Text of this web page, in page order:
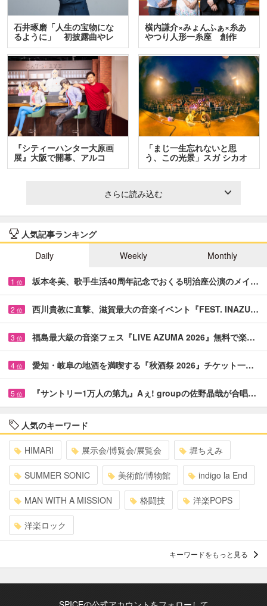
石井琢磨「人生の宝物にな
るように」 初披露曲やレ
ア…
横内謙介×みょんふぁ×糸あ
やつり人形一糸座 創作
人…
『シティーハンター大原画
展』大阪で開幕、アルコ
＆…
「まじ一生忘れないと思
う、この光景」スガ シカオ
と…
さらに読み込む
人気記事ランキング
Daily
Weekly Monthly
1 位 坂本冬美、歌手生活40周年記念でおくる明治座公演のメイ…
2 位 西川貴教に直撃、滋賀最大の音楽イベント『FEST. INAZU…
3 位 福島最大級の音楽フェス『LIVE AZUMA 2026』無料で楽…
4 位 愛知・岐阜の地酒を満喫する『秋酒祭 2026』チケット一…
5 位 『サントリー1万人の第九』Aぇ! groupの佐野晶哉が合唱…
人気のキーワード
HIMARI 展示会/博覧会/展覧会 堀ちえみ
SUMMER SONIC 美術館/博物館 indigo la End
MAN WITH A MISSION 格闘技 洋楽POPS
洋楽ロック
キーワードをもっと見る